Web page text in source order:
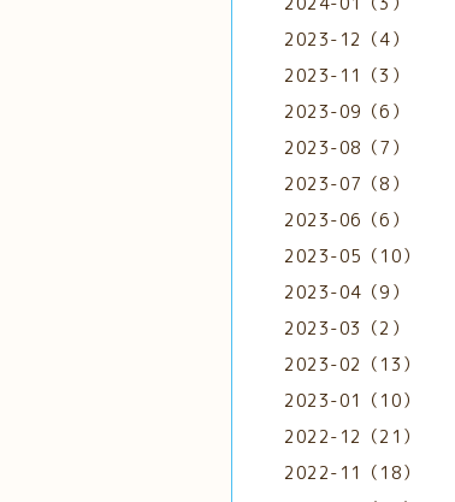
2023-12（4）
2023-11（3）
2023-09（6）
2023-08（7）
2023-07（8）
2023-06（6）
2023-05（10）
2023-04（9）
2023-03（2）
2023-02（13）
2023-01（10）
2022-12（21）
2022-11（18）